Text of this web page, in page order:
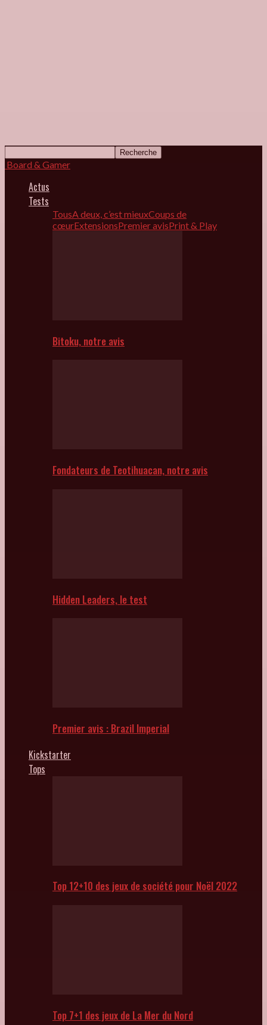
Board & Gamer
Actus
Tests
TousA deux, c’est mieuxCoups de
cœurExtensionsPremier avisPrint & Play
Bitoku, notre avis
Fondateurs de Teotihuacan, notre avis
Hidden Leaders, le test
Premier avis : Brazil Imperial
Kickstarter
Tops
Top 12+10 des jeux de société pour Noël 2022
Top 7+1 des jeux de La Mer du Nord